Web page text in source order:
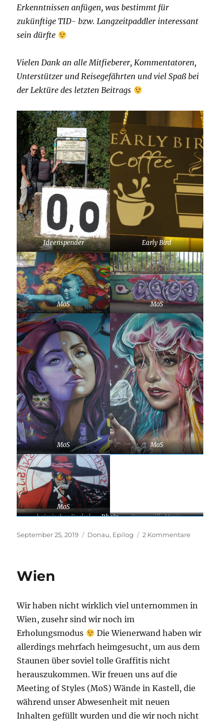
Erkenntnissen anfügen, was bestimmt für
zukünftige TID- bzw. Langzeitpaddler interessant
sein dürfte
Vielen Dank an alle Mitfieberer, Kommentatoren,
Unterstützer und Reisegefährten und viel Spaß bei
der Lektüre des letzten Beitrags
Ideenspender Early Bird
MoS MoS
MoS MoS
MoS
heimischer Deckel
Sperrmüll-Marie
Rhein
Veröffentlicht
September 25, 2019 Kategorien
Donau, Epilog 2 Kommentarezu
Wien
Wir haben nicht wirklich viel unternommen in
Wien, zusehr sind wir noch im
Erholungsmodus
Die Wienerwand haben wir
allerdings mehrfach heimgesucht, um aus dem
Staunen über soviel tolle Graffitis nicht
herauszukommen. Wir freuen uns auf die
Meeting of Styles (MoS) Wände in Kastell, die
während unser Abwesenheit mit neuen
Inhalten gefüllt wurden und die wir noch nicht